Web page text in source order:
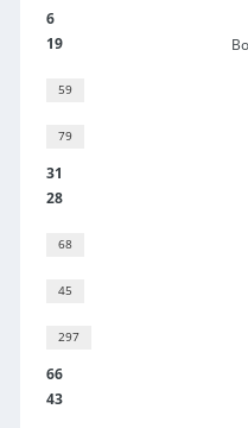
6
19
59
79
31
28
68
45
297
66
43